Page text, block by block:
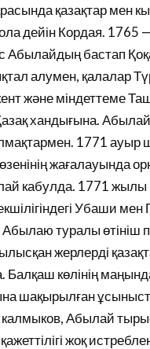
қазақтар мен
дейін Кордая. 1765
Абылайдың бастап
алумен, қалалар
және міндеттеме
хандығына. Абылай
1771 ауыр
жағалауында
кабулда. 1771 жылы
Убаши мен
Абылаю туралы өтініш
жерлерді
Балқаш көлінің
шақырылған
Абылай
жоқ